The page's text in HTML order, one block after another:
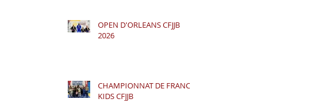
OPEN D'ORLEANS CFJJB
2026
CHAMPIONNAT DE FRANCE
KIDS CFJJB